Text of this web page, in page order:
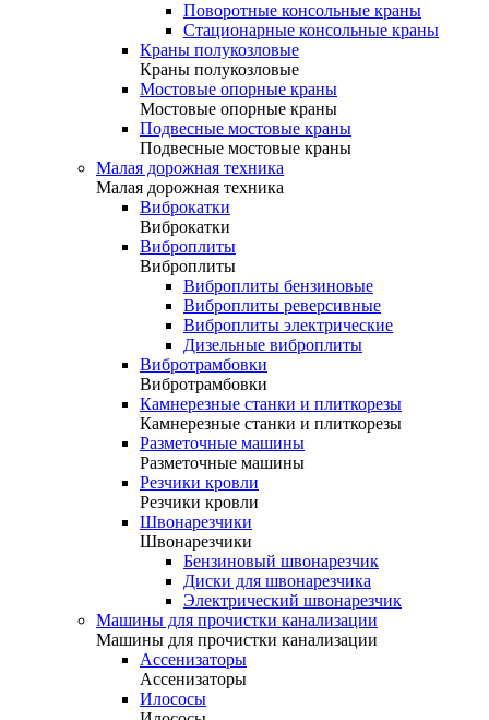
Поворотные консольные краны
Стационарные консольные краны
Краны полукозловые
Краны полукозловые
Мостовые опорные краны
Мостовые опорные краны
Подвесные мостовые краны
Подвесные мостовые краны
Малая дорожная техника
Малая дорожная техника
Виброкатки
Виброкатки
Виброплиты
Виброплиты
Виброплиты бензиновые
Виброплиты реверсивные
Виброплиты электрические
Дизельные виброплиты
Вибротрамбовки
Вибротрамбовки
Камнерезные станки и плиткорезы
Камнерезные станки и плиткорезы
Разметочные машины
Разметочные машины
Резчики кровли
Резчики кровли
Швонарезчики
Швонарезчики
Бензиновый швонарезчик
Диски для швонарезчика
Электрический швонарезчик
Машины для прочистки канализации
Машины для прочистки канализации
Ассенизаторы
Ассенизаторы
Илососы